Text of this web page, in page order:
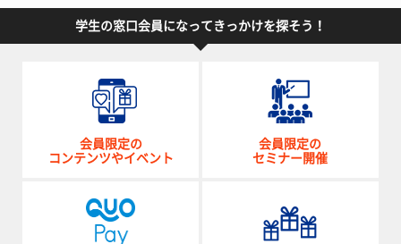
学生の窓口会員になってきっかけを探そう！
会員限定の
コンテンツやイベント
会員限定の
セミナー開催